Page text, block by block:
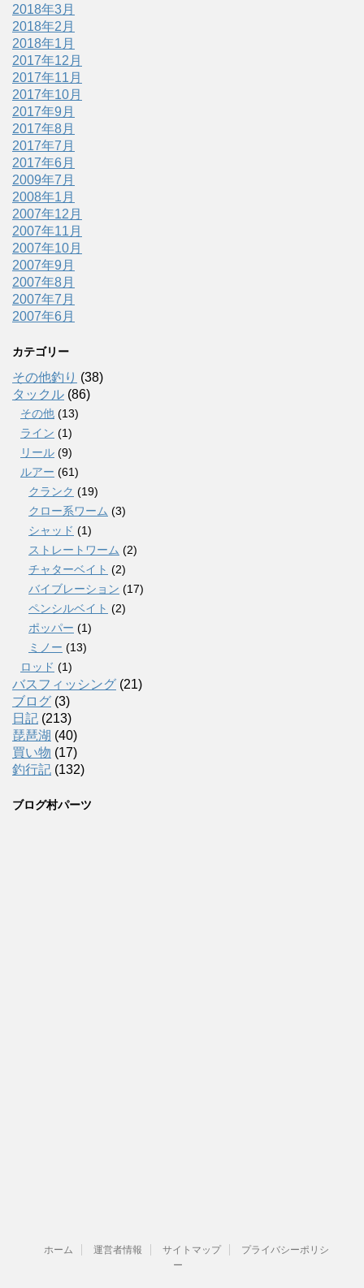
2018年3月
2018年2月
2018年1月
2017年12月
2017年11月
2017年10月
2017年9月
2017年8月
2017年7月
2017年6月
2009年7月
2008年1月
2007年12月
2007年11月
2007年10月
2007年9月
2007年8月
2007年7月
2007年6月
カテゴリー
その他釣り (38)
タックル (86)
その他 (13)
ライン (1)
リール (9)
ルアー (61)
クランク (19)
クロー系ワーム (3)
シャッド (1)
ストレートワーム (2)
チャターベイト (2)
バイブレーション (17)
ペンシルベイト (2)
ポッパー (1)
ミノー (13)
ロッド (1)
バスフィッシング (21)
ブログ (3)
日記 (213)
琵琶湖 (40)
買い物 (17)
釣行記 (132)
ブログ村パーツ
ホーム 運営者情報 サイトマップ
プライバシーポリシ
ー